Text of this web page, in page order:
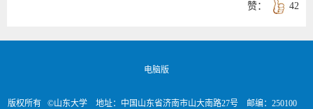
42
赞：
电脑版
版权所有 ©山东大学 地址：中国山东省济南市山大南路27号 邮编：250100